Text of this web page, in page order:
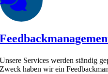
Unsere Services werden ständig
Zweck haben wir ein